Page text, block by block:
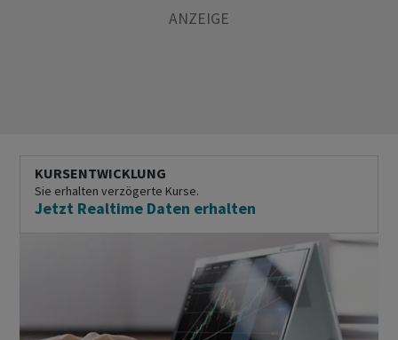
KURSENTWICKLUNG
Sie erhalten verzögerte Kurse.
Jetzt Realtime Daten erhalten